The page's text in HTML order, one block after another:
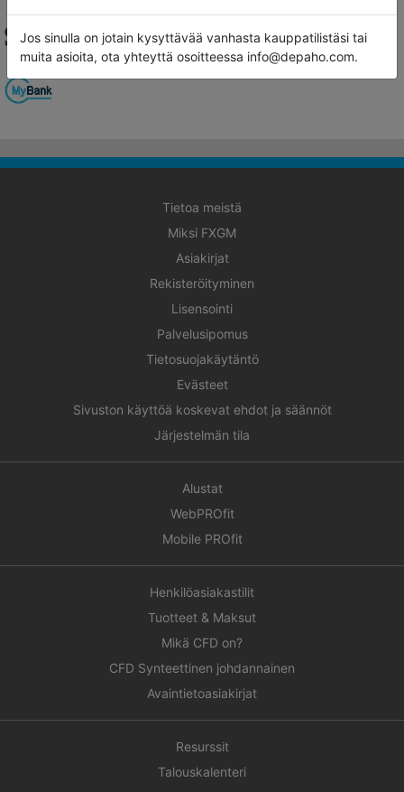
Jos sinulla on jotain kysyttävää vanhasta kauppatilistäsi tai
muita asioita, ota yhteyttä osoitteessa info@depaho.com.
Tietoa meistä
Miksi FXGM
Asiakirjat
Rekisteröityminen
Lisensointi
Palvelusipomus
Tietosuojakäytäntö
Evästeet
Sivuston käyttöä koskevat ehdot ja säännöt
Järjestelmän tila
Alustat
WebPROfit
Mobile PROfit
Henkilöasiakastilit
Tuotteet & Maksut
Mikä CFD on?
CFD Synteettinen johdannainen
Avaintietoasiakirjat
Resurssit
Talouskalenteri